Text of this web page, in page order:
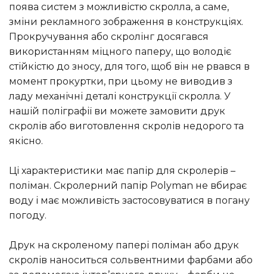
поява систем з можливістю скролла, а саме,
зміни рекламного зображення в конструкціях.
Прокручування або скролінг досягався
використанням міцного паперу, що володіє
стійкістю до зносу, для того, щоб він не рвався в
момент прокуртки, при цьому не виводив з
ладу механічні деталі конструкції скролла. У
нашій поліграфії ви можете замовити друк
скролів або виготовлення скролів недорого та
якісно.
Ці характеристики має папір для скролерів –
поліман. Скролерний папір Polyman не вбирає
воду і має можливість застосовуватися в погану
погоду.
Друк на скроленому папері поліман або друк
скролів наноситься сольвентними фарбами або